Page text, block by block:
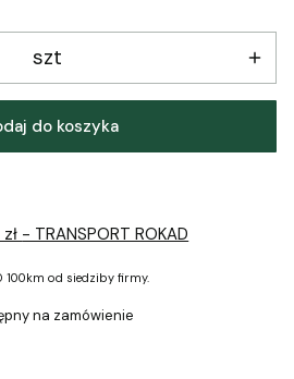
szt
do koszyka
- TRANSPORT ROKAD
100km od siedziby firmy.
na zamówienie